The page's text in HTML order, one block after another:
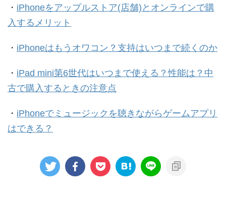
・ iPhoneをアップルストア(店舗)とオンラインで購
入するメリット
・ iPhoneはもうオワコン？支持はいつまで続くのか
・ iPad mini第6世代はいつまで使える？性能は？中
古で購入するときの注意点
・ iPhoneでミュージックを聴きながらゲームアプリ
はできる？